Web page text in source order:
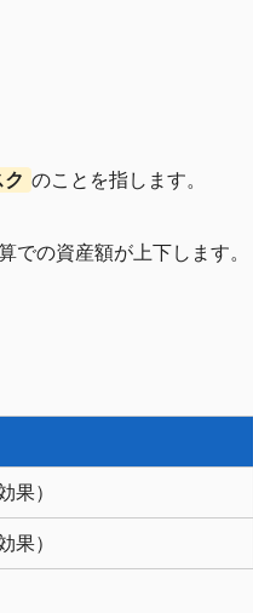
のことを指します。
での資産額が上下します。
果）
果）